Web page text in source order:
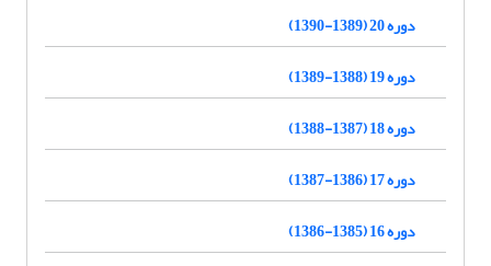
دوره 20 (1389-1390)
دوره 19 (1388-1389)
دوره 18 (1387-1388)
دوره 17 (1386-1387)
دوره 16 (1385-1386)